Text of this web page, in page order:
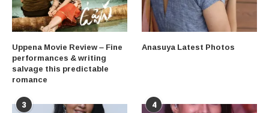
Uppena Movie Review – Fine
performances & writing
salvage this predictable
romance
Anasuya Latest Photos
3 4